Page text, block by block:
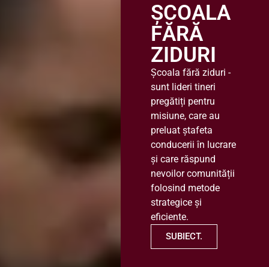
ȘCOALA
FĂRĂ
ZIDURI
Școala fără ziduri -
sunt lideri tineri
pregătiți pentru
misiune, care au
preluat ștafeta
conducerii în lucrare
și care răspund
nevoilor comunității
folosind metode
strategice și
eficiente.
SUBIECT.